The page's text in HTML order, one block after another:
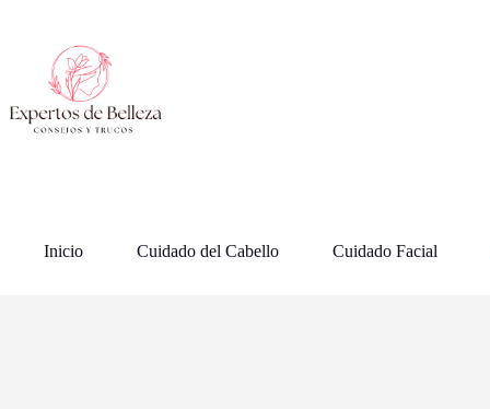
contenido
Inicio Cuidado del Cabello Cuidado Facial